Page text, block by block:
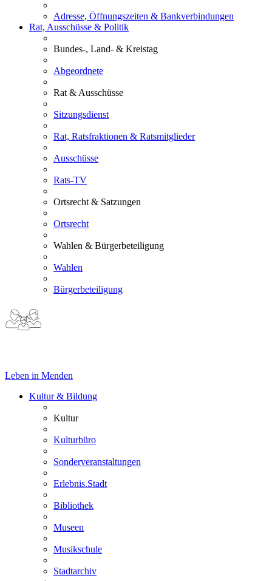
Adresse, Öffnungszeiten & Bankverbindungen
Rat, Ausschüsse & Politik
Bundes-, Land- & Kreistag
Abgeordnete
Rat & Ausschüsse
Sitzungsdienst
Rat, Ratsfraktionen & Ratsmitglieder
Ausschüsse
Rats-TV
Ortsrecht & Satzungen
Ortsrecht
Wahlen & Bürgerbeteiligung
Wahlen
Bürgerbeteiligung
Leben in Menden
Kultur & Bildung
Kultur
Kulturbüro
Sonderveranstaltungen
Erlebnis.Stadt
Bibliothek
Museen
Musikschule
Stadtarchiv